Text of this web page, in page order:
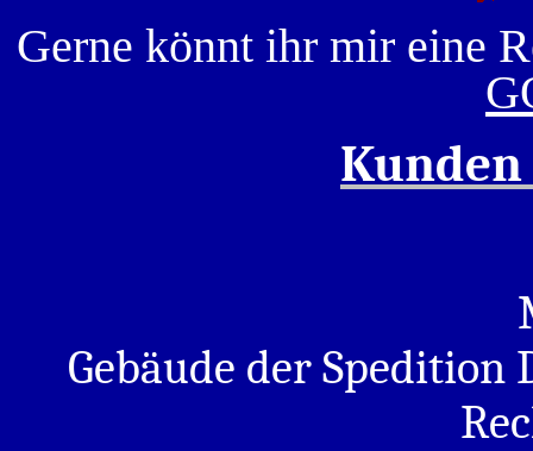
Gerne könnt ihr mir eine
Kunden
Meine
Gebäude der Spedition